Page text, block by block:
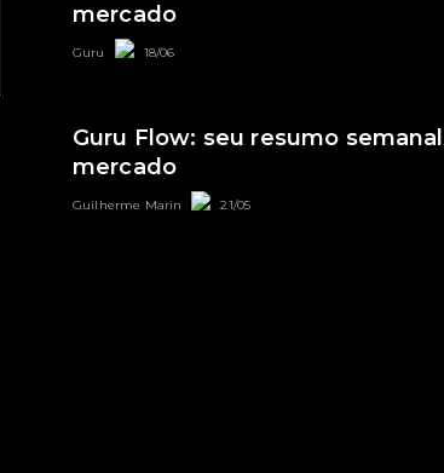
mercado
Guru 18/06
Guru Flow: seu resumo
mercado
Guilherme Marin 21/05